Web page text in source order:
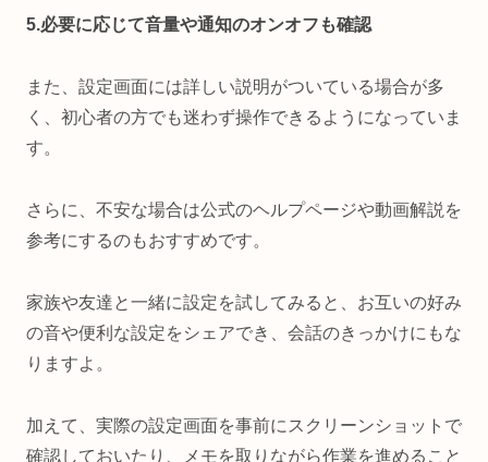
5.必要に応じて音量や通知のオンオフも確認
また、設定画面には詳しい説明がついている場合が多
く、初心者の方でも迷わず操作できるようになっていま
す。
さらに、不安な場合は公式のヘルプページや動画解説を
参考にするのもおすすめです。
家族や友達と一緒に設定を試してみると、お互いの好み
の音や便利な設定をシェアでき、会話のきっかけにもな
りますよ。
加えて、実際の設定画面を事前にスクリーンショットで
確認しておいたり、メモを取りながら作業を進めること